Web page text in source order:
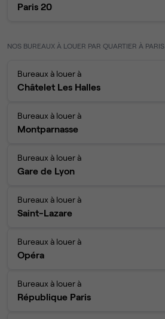
Paris 20
NOS BUREAUX À LOUER PAR QUARTIER À PARIS
Bureaux à louer à
Châtelet Les Halles
Bureaux à louer à
Montparnasse
Bureaux à louer à
Gare de Lyon
Bureaux à louer à
Saint-Lazare
Bureaux à louer à
Opéra
Bureaux à louer à
République Paris